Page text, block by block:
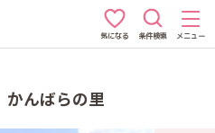
気になる 条件検索 メニュー
んばらの里